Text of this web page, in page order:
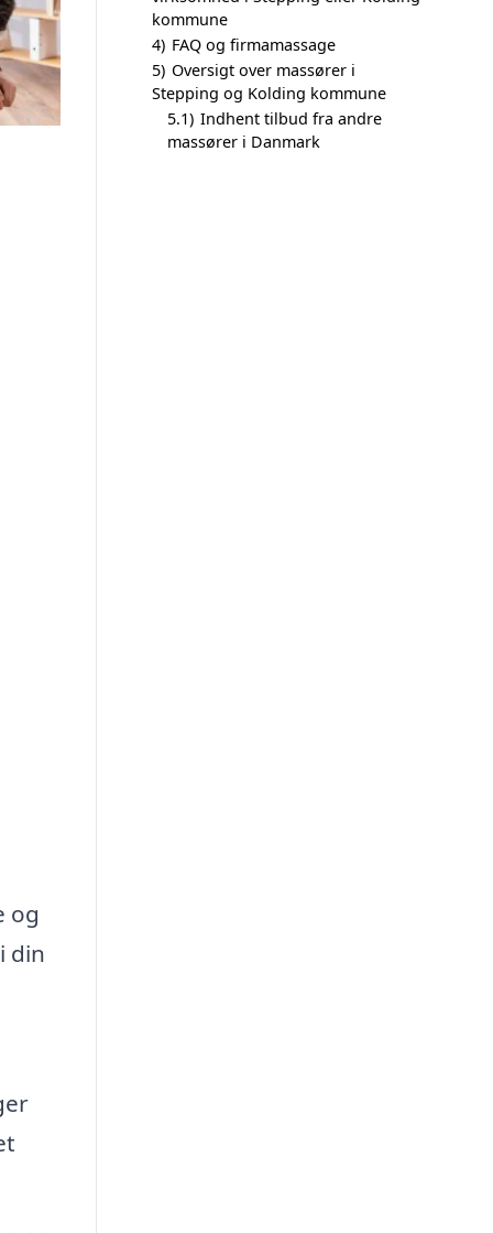
og
din
kommune
4) FAQ og firmamassage
5) Oversigt over massører i
Stepping og Kolding kommune
5.1) Indhent tilbud fra andre
massører i Danmark